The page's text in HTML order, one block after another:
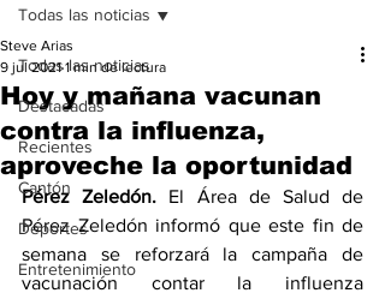
Todas las noticias
Destacadas
Recientes
Cantón
Deportes
Entretenimiento
Todas las noticias
Hoy y mañana vacunan
contra la influenza,
aproveche la oportunidad
Steve Arias
9 jul 2021 1 min de lectura
Pérez Zeledón. El Área de Salud de
Pérez Zeledón informó que este fin de
semana se reforzará la campaña de
vacunación contar la influenza